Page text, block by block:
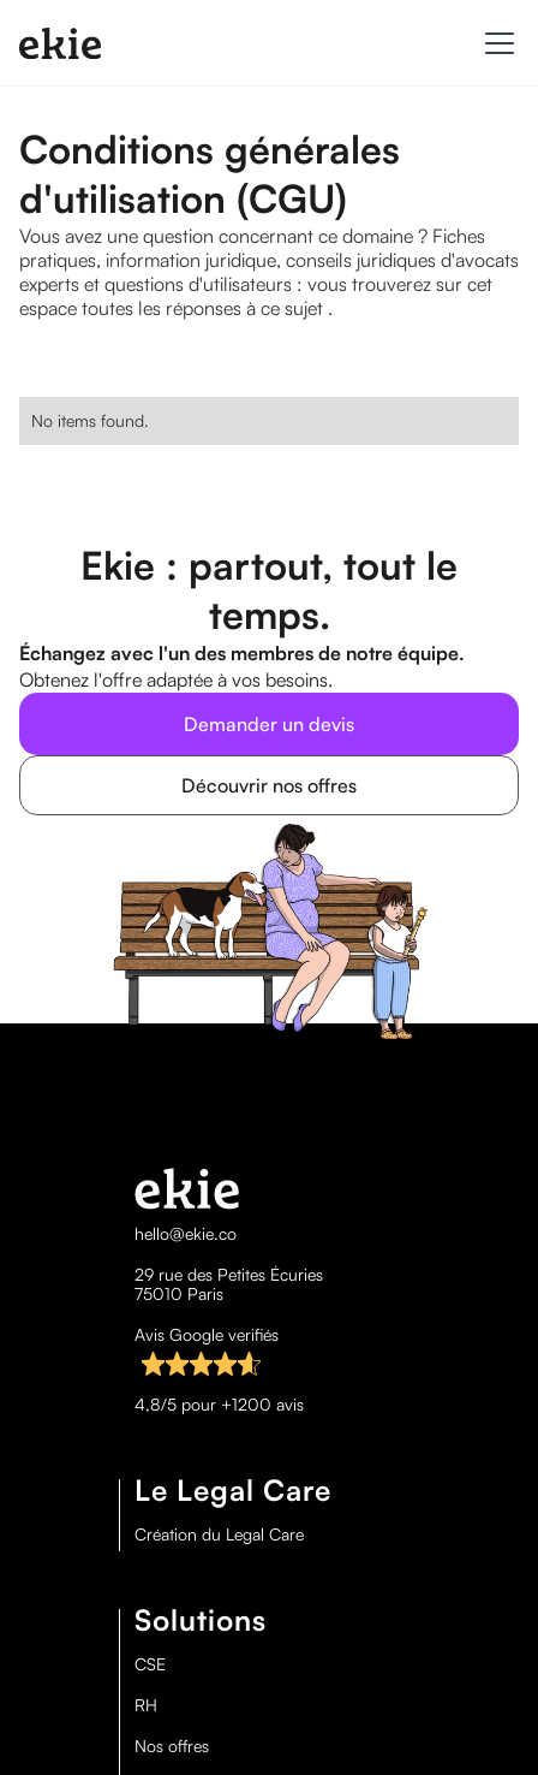
Conditions générales
d'utilisation (CGU)
Vous avez une question concernant ce domaine ? Fiches
pratiques, information juridique, conseils juridiques d'avocats
experts et questions d'utilisateurs : vous trouverez sur cet
espace toutes les réponses à ce sujet .
No items found.
Ekie : partout, tout le
temps.
Échangez avec l'un des membres de notre équipe.
Obtenez l'offre adaptée à vos besoins.
Demander un devis
Découvrir nos offres
hello@ekie.co
29 rue des Petites Écuries
75010 Paris
Avis Google verifiés
4,8/5 pour +1200 avis
Le Legal Care
Création du Legal Care
Solutions
CSE
RH
Nos offres